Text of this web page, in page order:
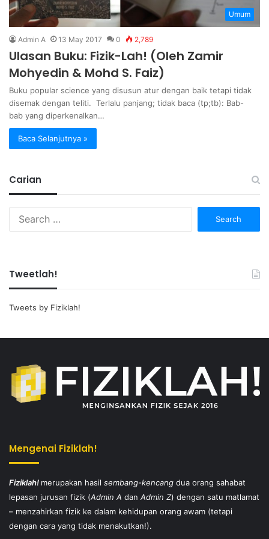
Umum
Admin A 13 May 2017 0 2,789
Ulasan Buku: Fizik-Lah! (Oleh Zamir
Mohyedin & Mohd S. Faiz)
Buku popular science yang disusun atur dengan baik tetapi tidak
disemak dengan teliti. Terlalu panjang; tidak baca (tp;tb): Bab-
bab yang diperkenalkan…
Baca Selanjutnya »
Carian
Tweetlah!
Tweets by Fiziklah!
Mengenai Fiziklah!
Fiziklah! merupakan hasil sembang-kencang dua orang sahabat
lepasan jurusan fizik (Admin A dan Admin Z) dengan satu matlamat
– menzahirkan fizik ke dalam kehidupan orang awam (tetapi
dengan cara yang tidak menakutkan!).